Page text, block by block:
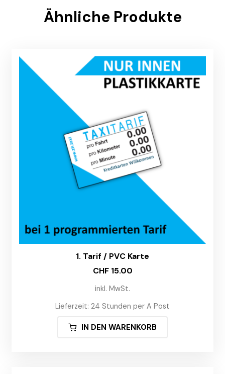
Ähnliche Produkte
1. Tarif / PVC Karte
CHF15.00
inkl. MwSt.
Lieferzeit: 24 Stunden per A Post
IN DEN WARENKORB